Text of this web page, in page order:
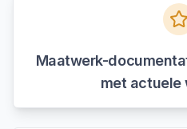
Maatwerk-
met actuele